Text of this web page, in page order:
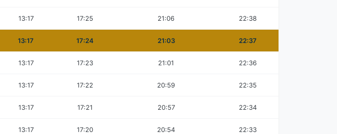
13:17 17:25 21:06 22:38
13:17 17:24 21:03 22:37
13:17 17:23 21:01 22:36
13:17 17:22 20:59 22:35
13:17 17:21 20:57 22:34
13:17 17:20 20:54 22:33